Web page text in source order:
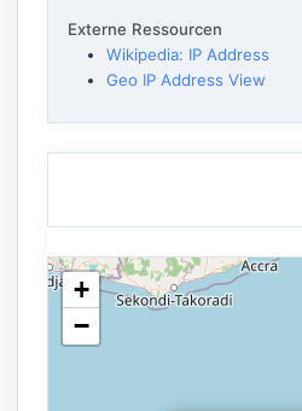
Externe Ressourcen
Wikipedia: IP Address
Geo IP Address View
+
−